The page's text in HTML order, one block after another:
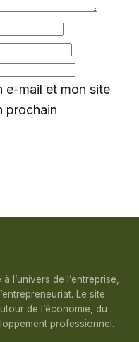
e-mail et mon site
prochain
l’univers de l’entreprise,
Le site
de l’économie, du
professionnel.